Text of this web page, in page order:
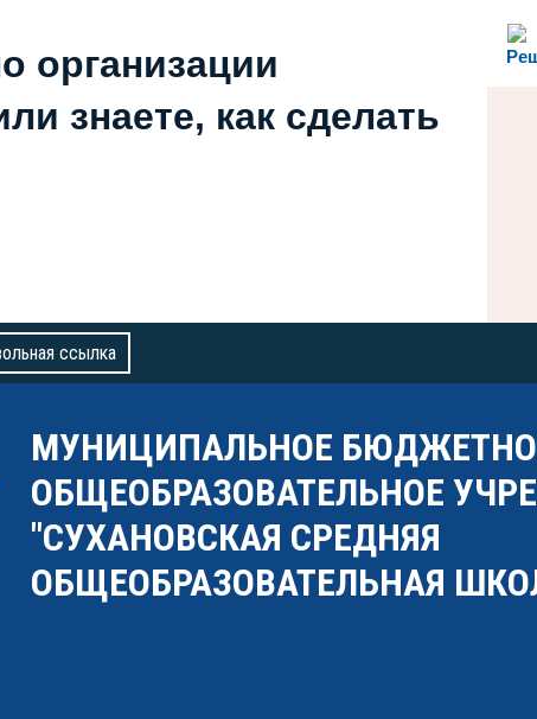
организации
знаете, как сделать
ссылка
МУНИЦИПАЛЬНОЕ
ОБЩЕОБРАЗОВАТЕЛЬНОЕ
"СУХАНОВСКАЯ СРЕДНЯЯ
ОБЩЕОБРАЗОВАТЕЛЬНАЯ